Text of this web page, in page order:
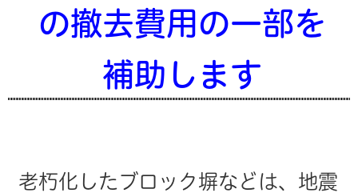
の撤去費用の一部を
補助します
老朽化したブロック塀などは、地震